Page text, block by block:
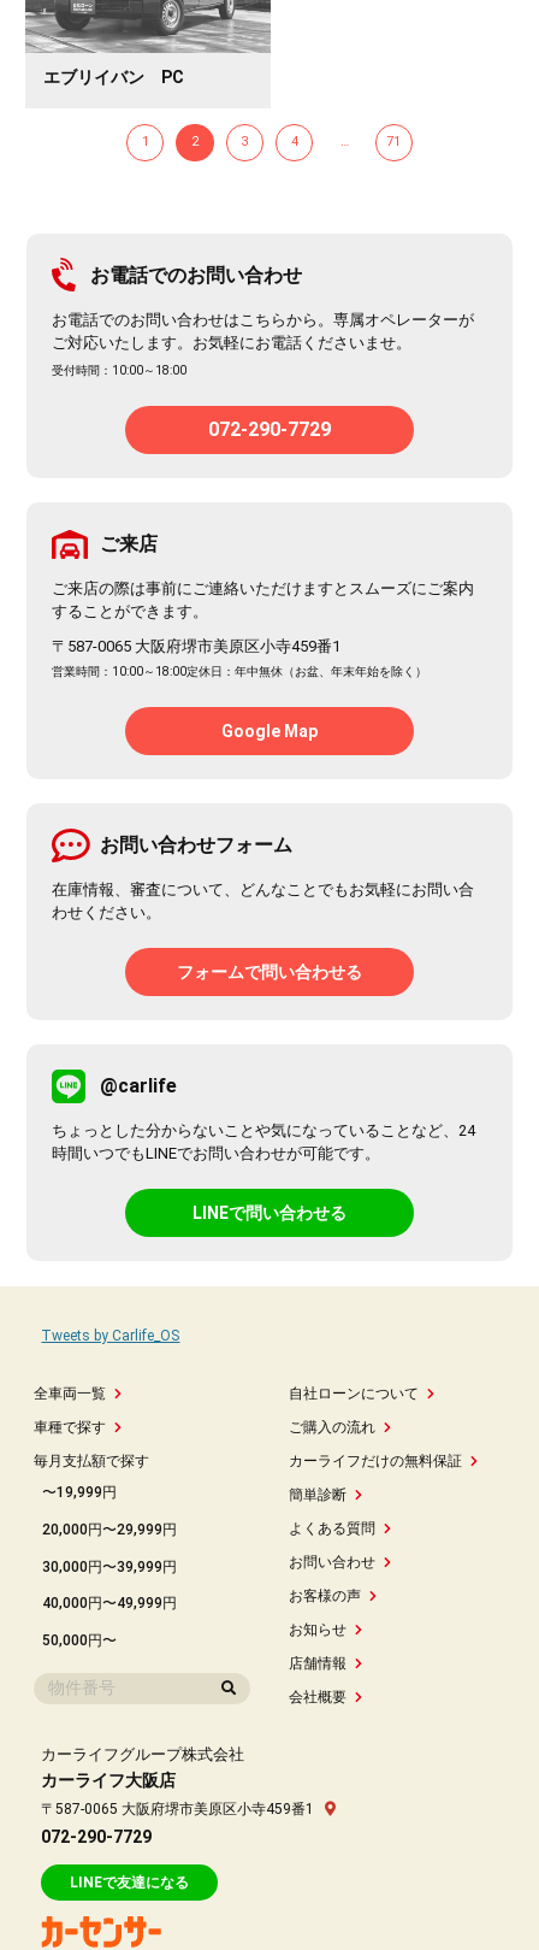
エブリイバン PC
1 2 3 4 … 71
お電話でのお問い合わせ
お電話でのお問い合わせはこちらから。専属オペレーターが
ご対応いたします。お気軽にお電話くださいませ。
受付時間：10:00～18:00
072-290-7729
ご来店
ご来店の際は事前にご連絡いただけますとスムーズにご案内
することができます。
〒587-0065 大阪府堺市美原区小寺459番1
営業時間：10:00～18:00定休日：年中無休（お盆、年末年始を除く）
Google Map
お問い合わせフォーム
在庫情報、審査について、どんなことでもお気軽にお問い合
わせください。
フォームで問い合わせる
@carlife
ちょっとした分からないことや気になっていることなど、24
時間いつでもLINEでお問い合わせが可能です。
LINEで問い合わせる
全車両一覧
車種で探す
毎月支払額で探す
〜19,999円
20,000円〜29,999円
30,000円〜39,999円
40,000円〜49,999円
50,000円〜
自社ローンについて
ご購入の流れ
カーライフだけの無料保証
簡単診断
よくある質問
お問い合わせ
お客様の声
お知らせ
店舗情報
会社概要
Tweets by Carlife_OS
カーライフグループ株式会社
カーライフ大阪店
〒587-0065 大阪府堺市美原区小寺459番1
072-290-7729
LINEで友達になる